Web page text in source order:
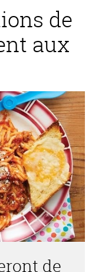
de
aux
de